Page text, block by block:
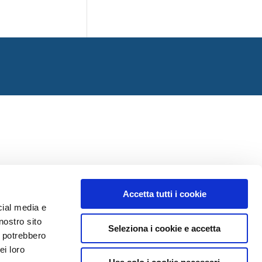
media e
sito
loro
Accetta tutti i cookie
Seleziona i cookie e accetta